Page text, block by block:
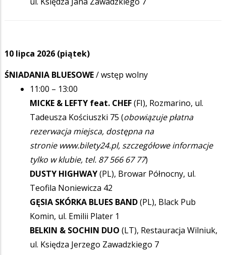
10 lipca 2026 (piątek)
ŚNIADANIA BLUESOWE/ wstęp wolny
11:00 – 13:00
MICKE & LEFTY feat. CHEF(FI), Rozmarino, ul.
Tadeusza Kościuszki 75 (obowiązuje płatna
rezerwacja miejsca, dostępna na
stronie www.bilety24.pl, szczegółowe informacje
tylko w klubie, tel. 87 566 67 77)
DUSTY HIGHWAY(PL), Browar Północny, ul.
Teofila Noniewicza 42
GĘSIA SKÓRKA BLUES BAND(PL), Black Pub
Komin, ul. Emilii Plater 1
BELKIN & SOCHIN DUO (LT), Restauracja Wilniuk,
ul. Księdza Jerzego Zawadzkiego 7